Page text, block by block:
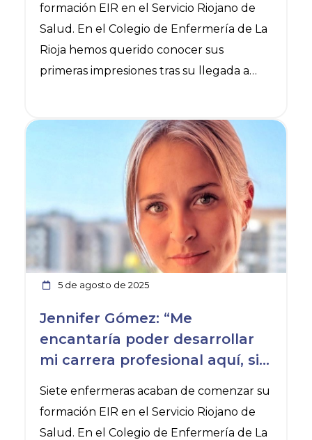
formación EIR en el Servicio Riojano de
Salud. En el Colegio de Enfermería de La
Rioja hemos querido conocer sus
primeras impresiones tras su llegada a
5 de agosto de 2025
Jennifer Gómez: “Me
encantaría poder desarrollar
mi carrera profesional aquí, si
Siete enfermeras acaban de comenzar su
formación EIR en el Servicio Riojano de
Salud. En el Colegio de Enfermería de La
Ver noticia